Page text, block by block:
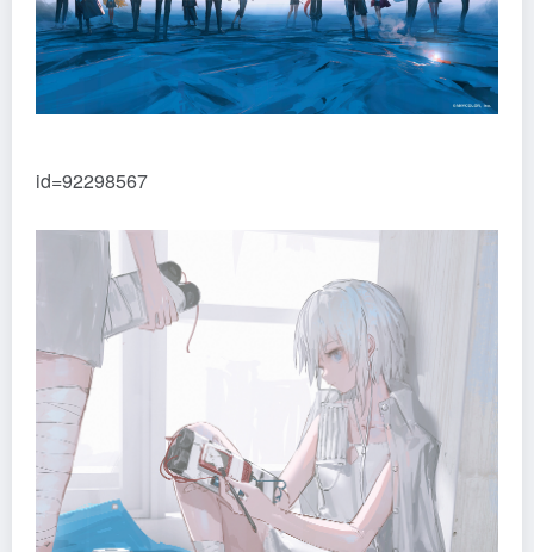
id=92298567